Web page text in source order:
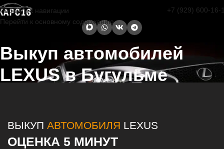
Перейти к навигации
Перейти к основному содержанию
+7 (929) 600-16-
Выкуп автомобилей
LEXUS в Бугульме
ВЫКУП АВТОМОБИЛЯ LEXUS
ОЦЕНКА 5 МИНУТ